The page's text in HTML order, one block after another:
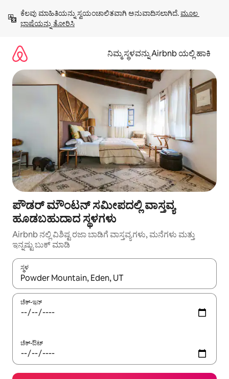
ಹೋಗಿ
ಕೆಲವು ಮಾಹಿತಿಯನ್ನು ಸ್ವಯಂಚಾಲಿತವಾಗಿ ಅನುವಾದಿಸಲಾಗಿದೆ. ಮೂಲ
ಭಾಷೆಯನ್ನು ತೋರಿಸಿ
ನಿಮ್ಮ ಸ್ಥಳವನ್ನು Airbnb ಯಲ್ಲಿ ಹಾಕಿ
ಪೌಡರ್ ಮೌಂಟನ್ ಸಮೀಪದಲ್ಲಿ ವಾಸ್ತವ್ಯ
ಹೂಡಬಹುದಾದ ಸ್ಥಳಗಳು
Airbnb ನಲ್ಲಿ ವಿಶಿಷ್ಟ ರಜಾ ಬಾಡಿಗೆ ವಾಸ್ತವ್ಯಗಳು, ಮನೆಗಳು ಮತ್ತು
ಇನ್ನಷ್ಟು ಬುಕ್ ಮಾಡಿ
ಸ್ಥಳ
ಫಲಿತಾಂಶಗಳು ಲಭ್ಯವಿರುವಾಗ, ಅಪ್ ಮತ್ತು ಡೌನ್ ಬಾಣದ ಕೀಲಿಗಳೊಂದಿಗೆ
ಚೆಕ್-ಇನ್
ಚೆಕ್-ಔಟ್